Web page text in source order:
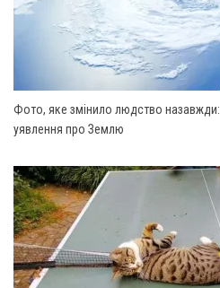
Фото, яке змінило людство назавжди:
уявлення про Землю